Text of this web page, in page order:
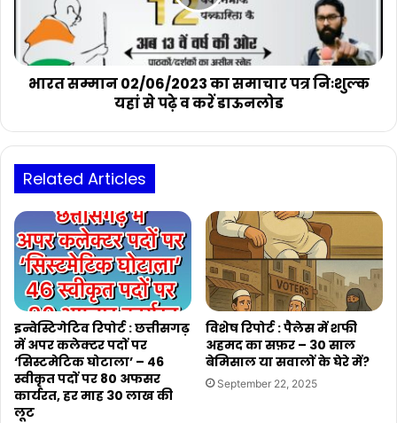
किसानों
की
प्यास
मिटा
निःशुल्क
यहां
से
पढ़े
डाऊनलोड
भारत सम्मान 02/06/2023 का समाचार पत्र निःशुल्क
यहां से पढ़े व करें डाऊनलोड
Related Articles
इन्वेस्टिगेटिव रिपोर्ट : छत्तीसगढ़
में अपर कलेक्टर पदों पर
‘सिस्टमेटिक घोटाला’ – 46
स्वीकृत पदों पर 80 अफसर
कार्यरत, हर माह 30 लाख की
लूट
विशेष रिपोर्ट : पैलेस में शफी
अहमद का सफ़र – 30 साल
बेमिसाल या सवालों के घेरे में?
September 22, 2025